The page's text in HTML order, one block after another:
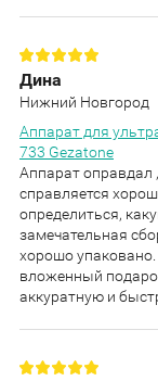
Дина
Нижний Новгород
Аппарат для
733 Gezatone
Аппарат
справляется
определиться,
замечательная
хорошо
вложенный
аккуратную и